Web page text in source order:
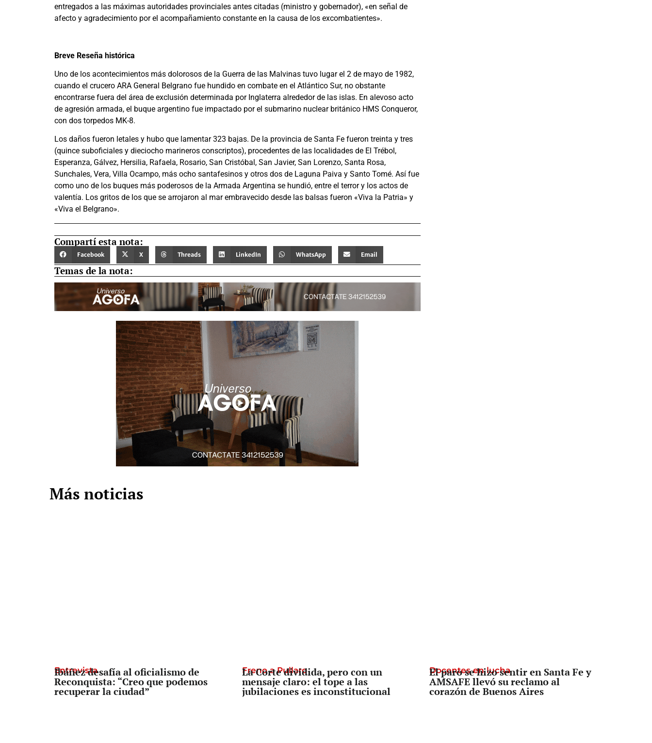
entregados a las máximas autoridades provinciales antes citadas (ministro y gobernador), «en señal de
afecto y agradecimiento por el acompañamiento constante en la causa de los excombatientes».
Breve Reseña histórica
Uno de los acontecimientos más dolorosos de la Guerra de las Malvinas tuvo lugar el 2 de mayo de 1982,
cuando el crucero ARA General Belgrano fue hundido en combate en el Atlántico Sur, no obstante
encontrarse fuera del área de exclusión determinada por Inglaterra alrededor de las islas. En alevoso acto
de agresión armada, el buque argentino fue impactado por el submarino nuclear británico HMS Conqueror,
con dos torpedos MK-8.
Los daños fueron letales y hubo que lamentar 323 bajas. De la provincia de Santa Fe fueron treinta y tres
(quince suboficiales y dieciocho marineros conscriptos), procedentes de las localidades de El Trébol,
Esperanza, Gálvez, Hersilia, Rafaela, Rosario, San Cristóbal, San Javier, San Lorenzo, Santa Rosa,
Sunchales, Vera, Villa Ocampo, más ocho santafesinos y otros dos de Laguna Paiva y Santo Tomé. Así fue
como uno de los buques más poderosos de la Armada Argentina se hundió, entre el terror y los actos de
valentía. Los gritos de los que se arrojaron al mar embravecido desde las balsas fueron «Viva la Patria» y
«Viva el Belgrano».
Compartí esta nota:
Facebook X Threads LinkedIn WhatsApp Email
Temas de la nota:
Más noticias
Entrevista
Ibáñez desafía al oficialismo de
Reconquista: “Creo que podemos
recuperar la ciudad”
Freno a Pullaro
La Corte dividida, pero con un
mensaje claro: el tope a las
jubilaciones es inconstitucional
Docentes en lucha
El paro se hizo sentir en Santa Fe y
AMSAFE llevó su reclamo al
corazón de Buenos Aires